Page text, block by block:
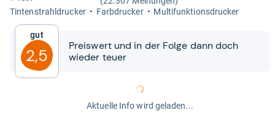
Tin­ten­strahl­dru­cker
Farb­dru­cker Mul­ti­funk­ti­ons­dru­cker
Gut
2,5
Preis­wert und in der Folge dann doch
wie­der teuer
Aktuelle Info wird geladen...